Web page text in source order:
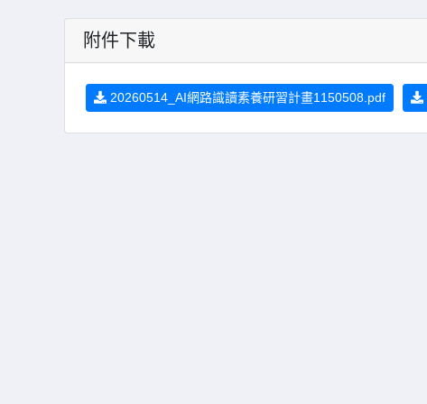
附件下載
20260514_AI網路識讀素養研習計畫1150508.pdf